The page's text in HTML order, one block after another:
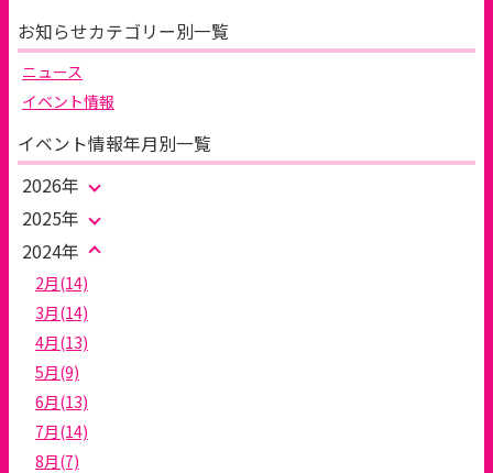
お知らせカテゴリー別一覧
ニュース
イベント情報
イベント情報年月別一覧
2026年
2025年
2024年
2月(14)
3月(14)
4月(13)
5月(9)
6月(13)
7月(14)
8月(7)